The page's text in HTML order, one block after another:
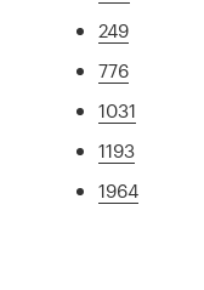
249
776
1031
1193
1964